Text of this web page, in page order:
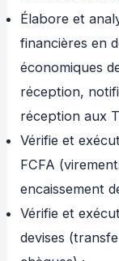
Élabore et
financières en
économiques
réception,
réception aux
Vérifie et
FCFA
encaissement
Vérifie et
devises